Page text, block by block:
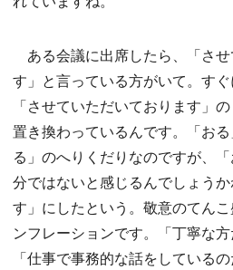
ある会議に出席したら、「さ
す」と言っている方がいて。すぐ
「させていただいております」
置き換わっているんです。「お
る」のへりくだりなのですが、
分ではないと感じるんでしょう
す」にしたという。敬意のてん
ンフレーションです。「丁寧な方
「仕事で事務的な話をしている